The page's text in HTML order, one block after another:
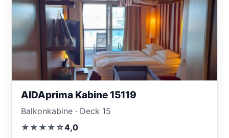
AIDAprima Kabine 15119
Balkonkabine · Deck 15
★★★★☆4,0